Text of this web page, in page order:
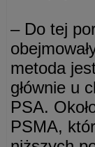
– Do tej
metoda
głównie u
PSA.
PSMA,